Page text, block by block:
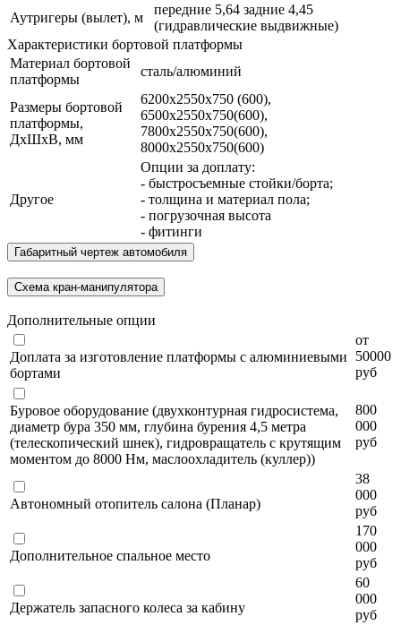
Аутригеры (вылет), м
передние 5,64 задние 4,45
(гидравлические выдвижные)
Характеристики бортовой платформы
Материал бортовой
платформы
сталь/алюминий
Размеры бортовой
платформы,
ДхШхВ, мм
6200х2550х750 (600),
6500х2550х750(600),
7800х2550х750(600),
8000х2550х750(600)
Другое
Опции за доплату:
- быстросъемные стойки/борта;
- толщина и материал пола;
- погрузочная высота
- фитинги
Габаритный чертеж автомобиля
Схема кран-манипулятора
Дополнительные опции
Доплата за изготовление платформы с алюминиевыми
бортами
от
50000
руб
Буровое оборудование (двухконтурная гидросистема,
диаметр бура 350 мм, глубина бурения 4,5 метра
(телескопический шнек), гидровращатель с крутящим
моментом до 8000 Нм, маслоохладитель (куллер))
800
000
руб
Автономный отопитель салона (Планар)
38
000
руб
Дополнительное спальное место
170
000
руб
Держатель запасного колеса за кабину
60
000
руб